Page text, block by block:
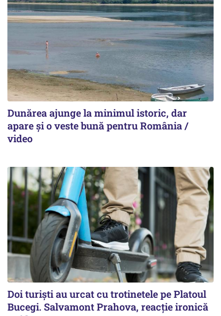
Dunărea ajunge la minimul istoric, dar
apare și o veste bună pentru România /
video
Doi turiști au urcat cu trotinetele pe Platoul
Bucegi. Salvamont Prahova, reacție ironică